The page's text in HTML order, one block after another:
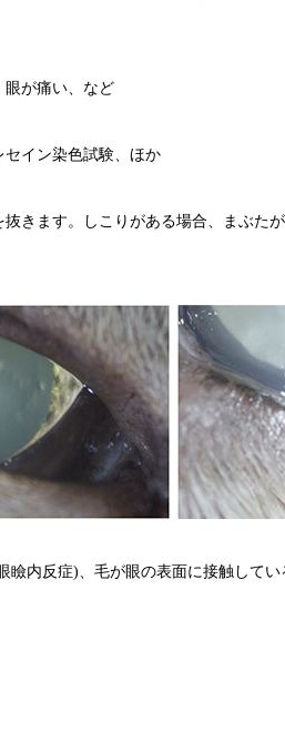
眼が痛い、など
イン染色試験、ほか
きます。しこりがある場合、まぶた
瞼内反症)、毛が眼の表面に接触して